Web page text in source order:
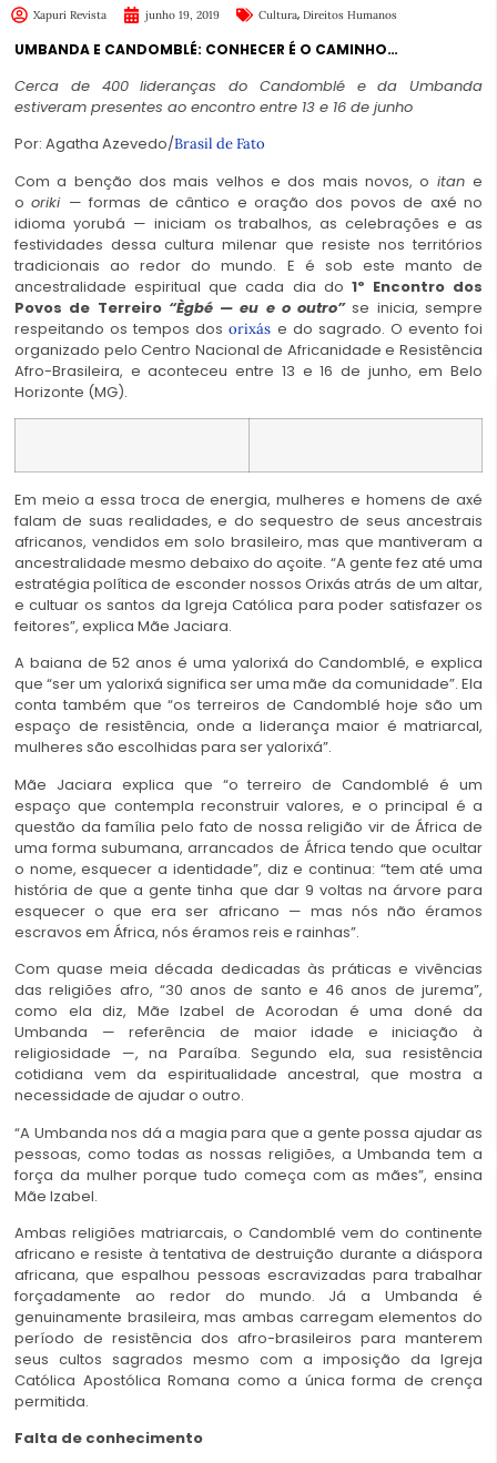
Xapuri Revista junho 19, 2019 Cultura, Direitos Humanos
UMBANDA E CANDOMBLÉ: CONHECER É O CAMINHO…
Cerca de 400 lideranças do Candomblé e da Umbanda
estiveram presentes ao encontro entre 13 e 16 de junho
Por: Agatha Azevedo/Brasil de Fato
Com a benção dos mais velhos e dos mais novos, o itane
ooriki — formas de cântico e oração dos povos de axé no
idioma yorubá — iniciam os trabalhos, as celebrações e as
festividades dessa cultura milenar que resiste nos territórios
tradicionais ao redor do mundo. E é sob este manto de
ancestralidade espiritual que cada dia do 1º Encontro dos
Povos de Terreiro “Ègbé — eu e o outro”se inicia, sempre
respeitando os tempos dosorixás e do sagrado. O evento foi
organizado pelo Centro Nacional de Africanidade e Resistência
Afro-Brasileira, e aconteceu entre 13 e 16 de junho, em Belo
Horizonte (MG).
Em meio a essa troca de energia, mulheres e homens de axé
falam de suas realidades, e do sequestro de seus ancestrais
africanos, vendidos em solo brasileiro, mas que mantiveram a
ancestralidade mesmo debaixo do açoite. “A gente fez até uma
estratégia política de esconder nossos Orixás atrás de um altar,
e cultuar os santos da Igreja Católica para poder satisfazer os
feitores”, explica Mãe Jaciara.
A baiana de 52 anos é uma yalorixá do Candomblé, e explica
que “ser um yalorixá significa ser uma mãe da comunidade”. Ela
conta também que “os terreiros de Candomblé hoje são um
espaço de resistência, onde a liderança maior é matriarcal,
mulheres são escolhidas para ser yalorixá”.
Mãe Jaciara explica que “o terreiro de Candomblé é um
espaço que contempla reconstruir valores, e o principal é a
questão da família pelo fato de nossa religião vir de África de
uma forma subumana, arrancados de África tendo que ocultar
o nome, esquecer a identidade”, diz e continua: “tem até uma
história de que a gente tinha que dar 9 voltas na árvore para
esquecer o que era ser africano — mas nós não éramos
escravos em África, nós éramos reis e rainhas”.
Com quase meia década dedicadas às práticas e vivências
das religiões afro, “30 anos de santo e 46 anos de jurema”,
como ela diz, Mãe Izabel de Acorodan é uma doné da
Umbanda — referência de maior idade e iniciação à
religiosidade —, na Paraíba. Segundo ela, sua resistência
cotidiana vem da espiritualidade ancestral, que mostra a
necessidade de ajudar o outro.
“A Umbanda nos dá a magia para que a gente possa ajudar as
pessoas, como todas as nossas religiões, a Umbanda tem a
força da mulher porque tudo começa com as mães”, ensina
Mãe Izabel.
Ambas religiões matriarcais, o Candomblé vem do continente
africano e resiste à tentativa de destruição durante a diáspora
africana, que espalhou pessoas escravizadas para trabalhar
forçadamente ao redor do mundo. Já a Umbanda é
genuinamente brasileira, mas ambas carregam elementos do
período de resistência dos afro-brasileiros para manterem
seus cultos sagrados mesmo com a imposição da Igreja
Católica Apostólica Romana como a única forma de crença
permitida.
Falta de conhecimento